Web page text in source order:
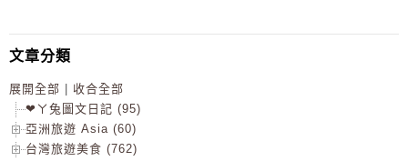
文章分類
展開全部
收合全部
❤ㄚ兔圖文日記 (95)
亞洲旅遊 Asia (60)
台灣旅遊美食 (762)